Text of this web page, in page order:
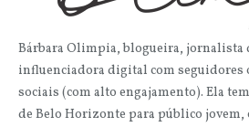
Bárbara Olimpia, blogueira, jornalista
influenciadora digital com seguidores
sociais (com alto engajamento). Ela
de Belo Horizonte para público jovem,